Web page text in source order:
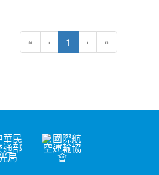
« ‹ 1 (current)
› »